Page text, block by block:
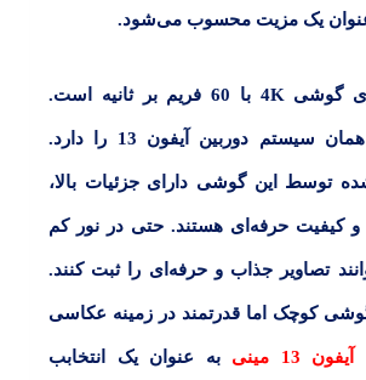
عنوان یک مزیت محسوب می‌شود.
گوشی 4K با 60 فریم بر ثانیه است.
همان سیستم دوربین آیفون 13 را دارد.
توسط این گوشی دارای جزئیات بالا،
کیفیت حرفه‌ای هستند. حتی در نور کم
تصاویر جذاب و حرفه‌ای را ثبت کنند.
کوچک اما قدرتمند در زمینه عکاسی
13 مینی به عنوان یک انتخابب